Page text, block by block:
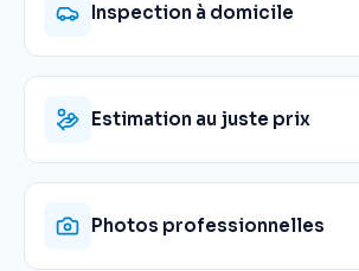
Inspection à domicile
Estimation au juste prix
Photos professionnelles